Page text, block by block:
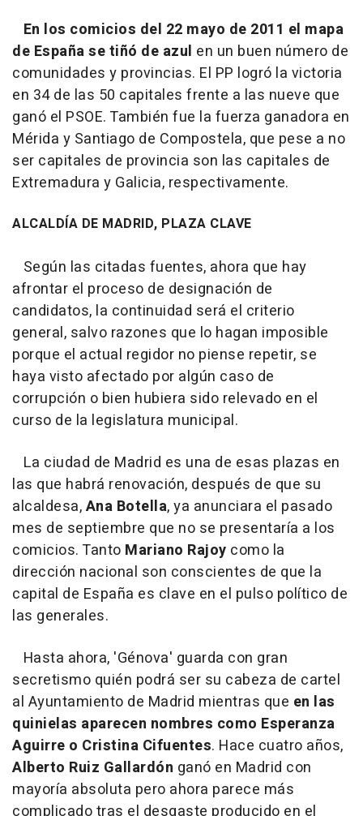
En los comicios del 22 mayo de 2011 el mapa
de España se tiñó de azul en un buen número de
comunidades y provincias. El PP logró la victoria
en 34 de las 50 capitales frente a las nueve que
ganó el PSOE. También fue la fuerza ganadora en
Mérida y Santiago de Compostela, que pese a no
ser capitales de provincia son las capitales de
Extremadura y Galicia, respectivamente.
ALCALDÍA DE MADRID, PLAZA CLAVE
Según las citadas fuentes, ahora que hay
afrontar el proceso de designación de
candidatos, la continuidad será el criterio
general, salvo razones que lo hagan imposible
porque el actual regidor no piense repetir, se
haya visto afectado por algún caso de
corrupción o bien hubiera sido relevado en el
curso de la legislatura municipal.
La ciudad de Madrid es una de esas plazas en
las que habrá renovación, después de que su
alcaldesa,Ana Botella, ya anunciara el pasado
mes de septiembre que no se presentaría a los
comicios. Tanto Mariano Rajoy como la
dirección nacional son conscientes de que la
capital de España es clave en el pulso político de
las generales.
Hasta ahora, 'Génova' guarda con gran
secretismo quién podrá ser su cabeza de cartel
al Ayuntamiento de Madrid mientras que en las
quinielas aparecen nombres como Esperanza
Aguirre o Cristina Cifuentes. Hace cuatro años,
Alberto Ruiz Gallardón ganó en Madrid con
mayoría absoluta pero ahora parece más